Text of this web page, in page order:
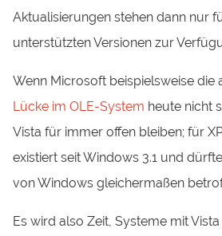
Aktualisierungen stehen dann nur
unterstützten Versionen zur
Wenn Microsoft beispielsweise die
Lücke im OLE-System heute nicht
Vista für immer offen bleiben; für
existiert seit Windows 3.1 und
von Windows gleichermaßen
Es wird also Zeit, Systeme mit